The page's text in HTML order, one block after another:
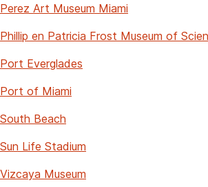
Perez Art Museum Miami
Phillip en Patricia Frost Museum of
Port Everglades
Port of Miami
South Beach
Sun Life Stadium
Vizcaya Museum